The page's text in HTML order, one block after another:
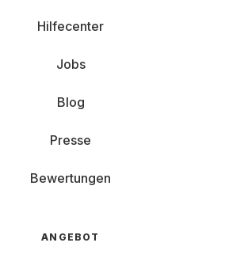
Hilfecenter
Jobs
Blog
Presse
Bewertungen
ANGEBOT